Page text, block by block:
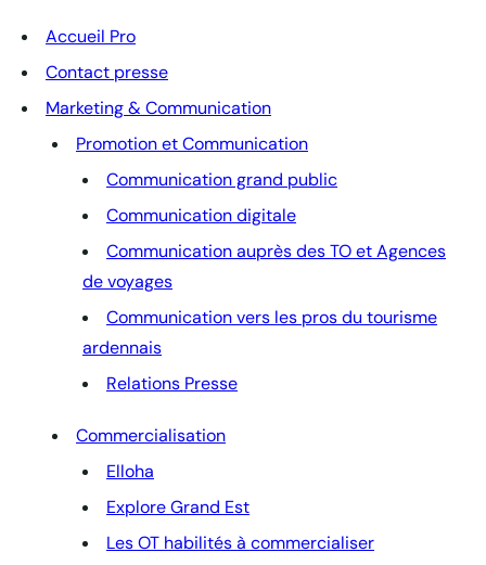
Accueil Pro
Contact presse
Marketing & Communication
Promotion et Communication
Communication grand public
Communication digitale
Communication auprès des TO et Agences
de voyages
Communication vers les pros du tourisme
ardennais
Relations Presse
Commercialisation
Elloha
Explore Grand Est
Les OT habilités à commercialiser